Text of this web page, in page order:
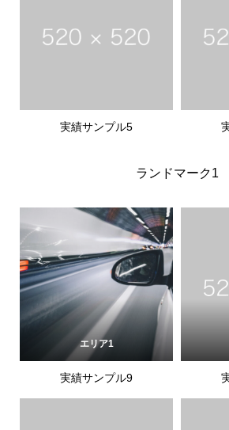
実績サンプル5
ランドマーク1
エリア1
実績サンプル9